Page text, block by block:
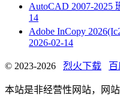
AutoCAD 2007-2025
14
Adobe InCopy
2026-02-14
© 2023-2026 烈火下载 百
本站是非经营性网站，网